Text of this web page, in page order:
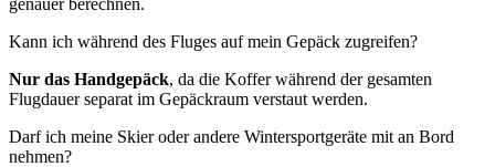
Kann ich während des Fluges auf mein Gepäck zugreifen?
Nur das Handgepäck, da die Koffer während der gesamten
Flugdauer separat im Gepäckraum verstaut werden.
Darf ich meine Skier oder andere Wintersportgeräte mit an Bord
nehmen?